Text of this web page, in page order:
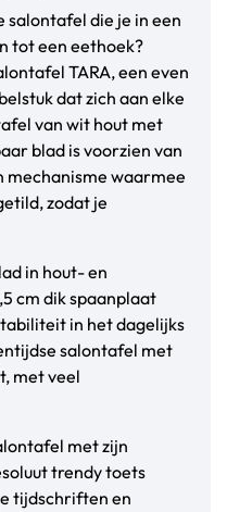
salontafel die je in een
tot een eethoek?
TARA, een even
dat zich aan elke
van wit hout met
blad is voorzien van
mechanisme waarmee
zodat je
in hout- en
cm dik spaanplaat
in het dagelijks
salontafel met
met veel
met zijn
trendy toets
tijdschriften en